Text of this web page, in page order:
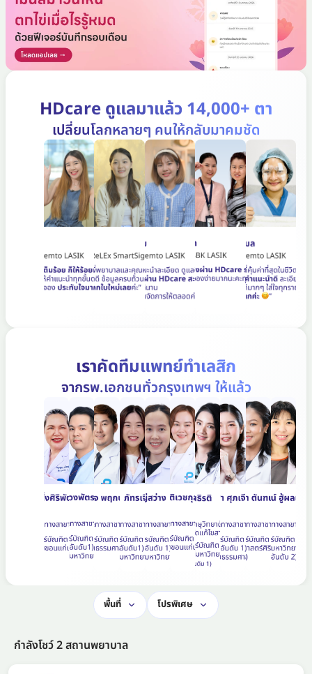
HDcare ดูแลมาแล้ว 14,000+ ตา
เปลี่ยนโลกหลายๆ คนให้กลับมาคมชัด
เราคัดทีมแพทย์ทำเลสิก
จากรพ.เอกชนทั่วกรุงเทพฯ ให้แล้ว
พื้นที่ โปรพิเศษ
กำลังโชว์ 2 สถานพยาบาล